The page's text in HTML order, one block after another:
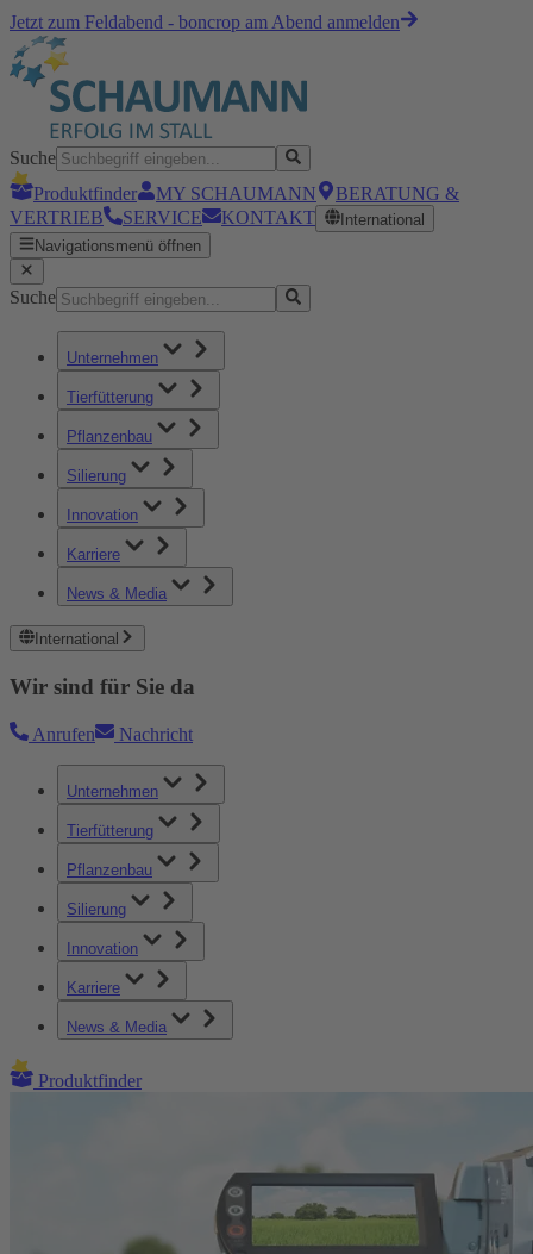
Jetzt zum Feldabend - boncrop am Abend anmelden
Suche
Produktfinder
MY SCHAUMANN
BERATUNG &
VERTRIEB
SERVICE KONTAKT
International
Navigationsmenü öffnen
Suche
Unternehmen
Tierfütterung
Pflanzenbau
Silierung
Innovation
Karriere
News & Media
International
Wir sind für Sie da
Anrufen Nachricht
Unternehmen
Tierfütterung
Pflanzenbau
Silierung
Innovation
Karriere
News & Media
Produktfinder